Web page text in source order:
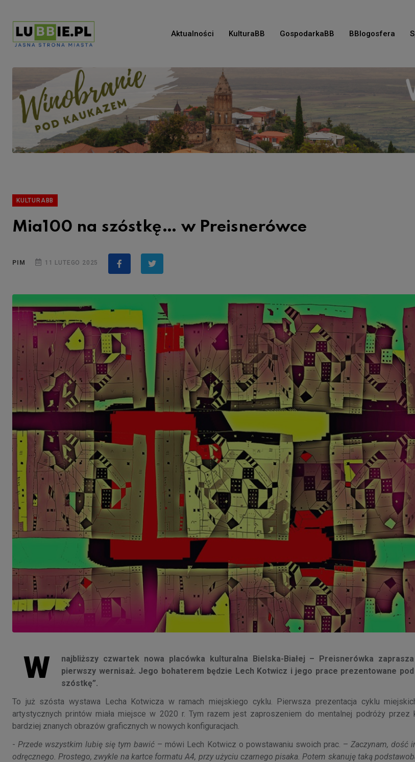
Aktualności KulturaBB GospodarkaBB BBlogosfera
KULTURABB
Mia100 na szóstkę… w Preisnerówce
PIM 11 LUTEGO 2025
W
najbliższy czwartek nowa placówka kulturalna Bielska-Białej – Preisnerówka
pierwszy wernisaż. Jego bohaterem będzie Lech Kotwicz i jego prace prezentowane pod
szóstkę”.
To już szósta wystawa Lecha Kotwicza w ramach miejskiego cyklu. Pierwsza prezentacja cyklu
artystycznych printów miała miejsce w 2020 r. Tym razem jest zaproszeniem do mentalnej podróży przez
bardziej znanych obrazów graficznych w nowych konfiguracjach.
- Przede wszystkim lubię się tym bawić – mówi Lech Kotwicz o powstawaniu swoich prac. – Zaczynam, dość
odręcznego. Prostego, zwykle na kartce formatu A4, przy użyciu czarnego pisaka. Potem skanuję taką